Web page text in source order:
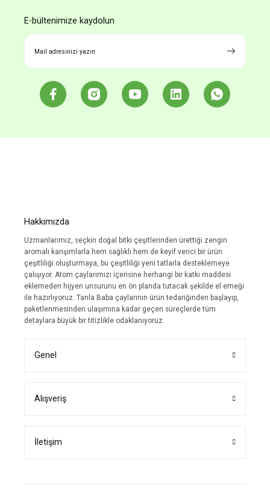
Ürün açıklamasında eksik bilgiler bulunuyor.
Ürün fiyatı diğer sitelerden daha pahalı.
E-bültenimize kaydolun
Hakkımızda
Uzmanlarımız, seçkin doğal bitki çeşitlerinden ürettiği zengin
aromalı karışımlarla hem sağlıklı hem de keyif verici bir ürün
çeşitliliği oluşturmaya, bu çeşitliliği yeni tatlarla desteklemeye
çalışıyor. Atom çaylarımızı içerisine herhangi bir katkı maddesi
eklemeden hijyen unsurunu en ön planda tutacak şekilde el emeği
ile hazırlıyoruz. Tanla Baba çaylarının ürün tedariğinden başlayıp,
paketlenmesinden ulaşımına kadar geçen süreçlerde tüm
detaylara büyük bir titizlikle odaklanıyoruz.
Genel
Alışveriş
İletişim